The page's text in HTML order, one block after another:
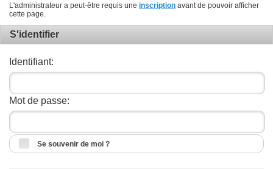
L'administrateur a peut-être requis une inscription avant de pouvoir afficher
cette page.
S'identifier
Identifiant:
Mot de passe:
Se souvenir de moi ?